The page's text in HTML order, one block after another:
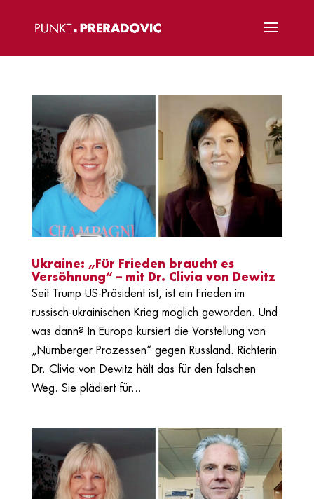
Ukraine: „Für Frieden braucht es
Versöhnung“ – mit Dr. Clivia von Dewitz
Seit Trump US-Präsident ist, ist ein Frieden im
russisch-ukrainischen Krieg möglich geworden. Und
was dann? In Europa kursiert die Vorstellung von
„Nürnberger Prozessen“ gegen Russland. Richterin
Dr. Clivia von Dewitz hält das für den falschen
Weg. Sie plädiert für...